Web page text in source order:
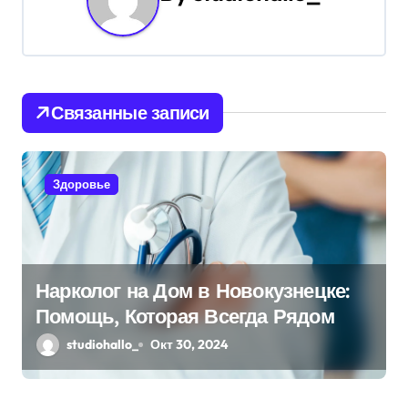
и
я
п
о
з
п
и
Связанные записи
Здоровье
Нарколог на Дом в Новокузнецке:
Помощь, Которая Всегда Рядом
studiohallo_ Окт 30, 2024